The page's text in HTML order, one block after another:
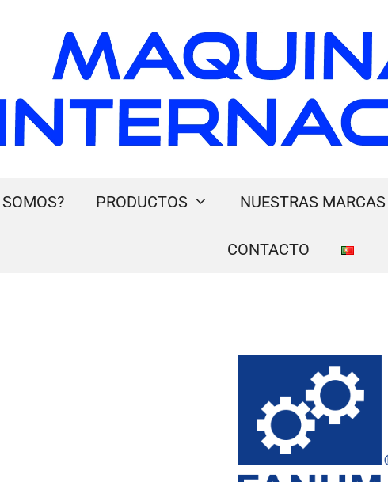
PRODUCTOS NUESTRAS MARCAS
CONTACTO